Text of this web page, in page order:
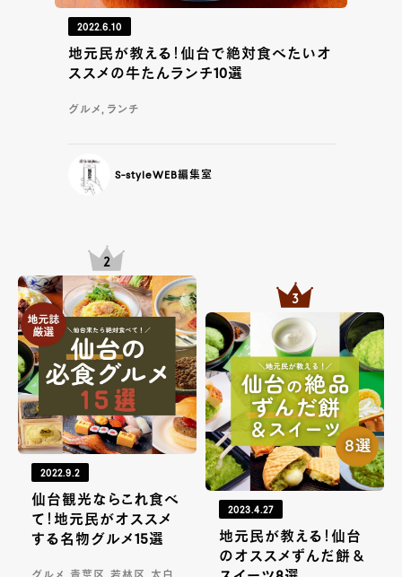
2022.6.10
地元民が教える！仙台で絶対食べたいオ
ススメの牛たんランチ10選
グルメ, ランチ
S-styleWEB編集室
2022.9.2
仙台観光ならこれ食べ
て！地元民がオススメ
する名物グルメ15選
2023.4.27
地元民が教える！仙台
のオススメずんだ餅＆